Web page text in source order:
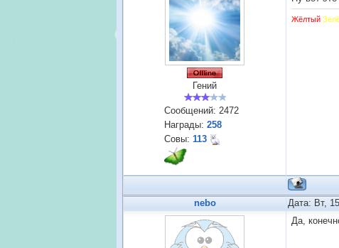
Гений
Сообщений: 2472
Награды: 258
Совы: 113
Жёлтый
nebo Дата: Вт,
Да,